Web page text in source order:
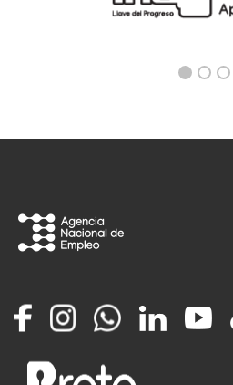
FacebookInstagramWhatsappLinkedIn